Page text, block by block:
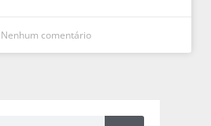
Nenhum comentário